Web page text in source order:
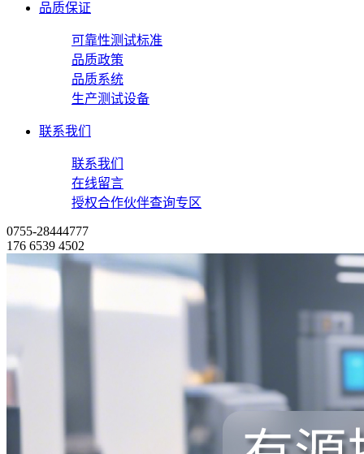
品质保证
可靠性测试标准
品质政策
品质系统
生产测试设备
联系我们
联系我们
在线留言
授权合作伙伴查询专区
0755-28444777
176 6539 4502